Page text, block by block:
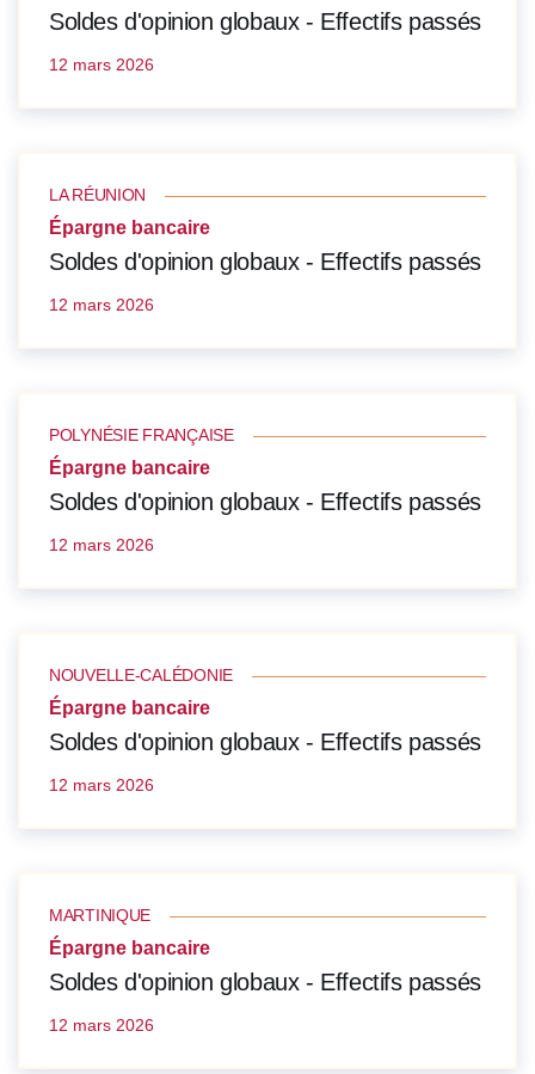
Soldes d'opinion globaux - Effectifs passés
12 mars 2026
LA RÉUNION
Épargne bancaire
Soldes d'opinion globaux - Effectifs passés
12 mars 2026
POLYNÉSIE FRANÇAISE
Épargne bancaire
Soldes d'opinion globaux - Effectifs passés
12 mars 2026
NOUVELLE-CALÉDONIE
Épargne bancaire
Soldes d'opinion globaux - Effectifs passés
12 mars 2026
MARTINIQUE
Épargne bancaire
Soldes d'opinion globaux - Effectifs passés
12 mars 2026